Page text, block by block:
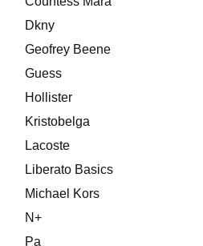
Dkny
Geofrey Beene
Guess
Hollister
Kristobelga
Lacoste
Liberato Basics
Michael Kors
N+
Pa